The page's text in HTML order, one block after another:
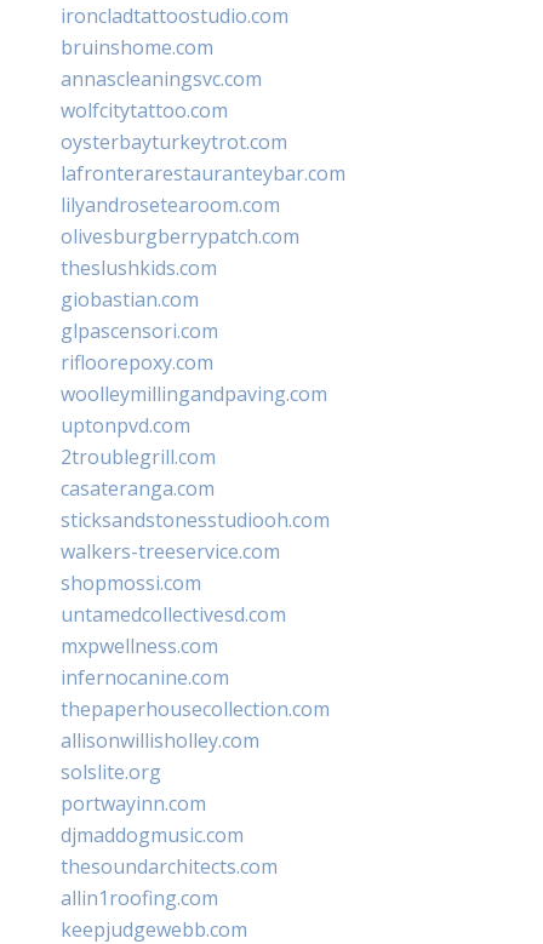
ironcladtattoostudio.com
bruinshome.com
annascleaningsvc.com
wolfcitytattoo.com
oysterbayturkeytrot.com
lafronterarestauranteybar.com
lilyandrosetearoom.com
olivesburgberrypatch.com
theslushkids.com
giobastian.com
glpascensori.com
rifloorepoxy.com
woolleymillingandpaving.com
uptonpvd.com
2troublegrill.com
casateranga.com
sticksandstonesstudiooh.com
walkers-treeservice.com
shopmossi.com
untamedcollectivesd.com
mxpwellness.com
infernocanine.com
thepaperhousecollection.com
allisonwillisholley.com
solslite.org
portwayinn.com
djmaddogmusic.com
thesoundarchitects.com
allin1roofing.com
keepjudgewebb.com